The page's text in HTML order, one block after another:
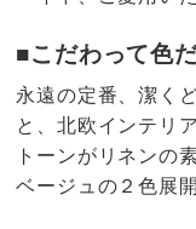
■こだわって色
永遠の定番、潔く
と、北欧インテリ
トーンがリネンの
ベージュの２色展開